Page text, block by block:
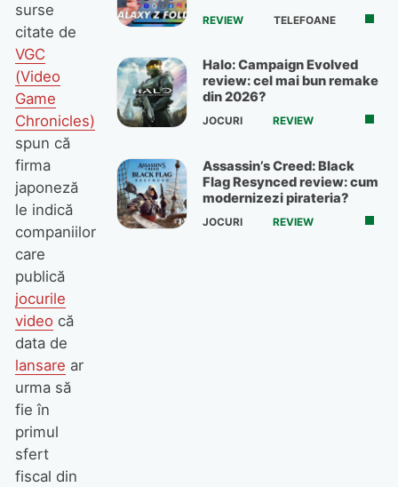
surse
citate de
VGC
(Video
Game
Chronicles)
spun că
firma
japoneză
le indică
companiilor
care
publică
jocurile
videocă
data de
lansare ar
urma să
fie în
primul
sfert
fiscal din
REVIEW TELEFOANE
Halo: Campaign Evolved
review: cel mai bun remake
din 2026?
JOCURI REVIEW
Assassin’s Creed: Black
Flag Resynced review: cum
modernizezi pirateria?
JOCURI REVIEW